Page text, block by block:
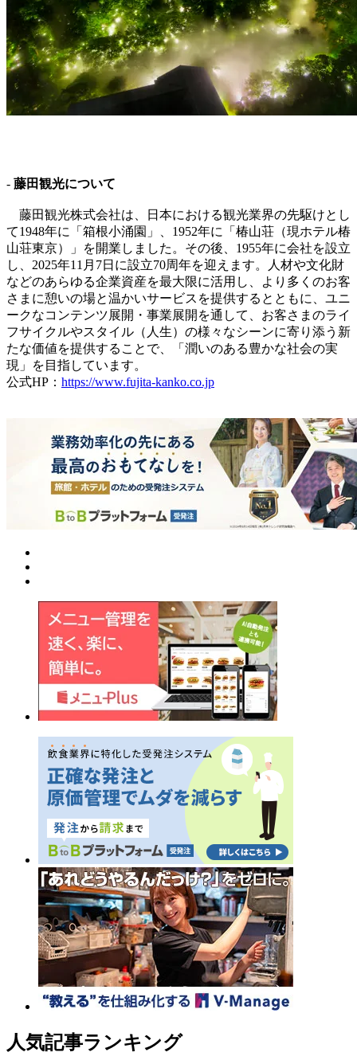
- 藤田観光について
藤田観光株式会社は、日本における観光業界の先駆けとし
て1948年に「箱根小涌園」、1952年に「椿山荘（現ホテル椿
山荘東京）」を開業しました。その後、1955年に会社を設立
し、2025年11月7日に設立70周年を迎えます。人材や文化財
などのあらゆる企業資産を最大限に活用し、より多くのお客
さまに憩いの場と温かいサービスを提供するとともに、ユニ
ークなコンテンツ展開・事業展開を通して、お客さまのライ
フサイクルやスタイル（人生）の様々なシーンに寄り添う新
たな価値を提供することで、「潤いのある豊かな社会の実
現」を目指しています。
公式HP： https://www.fujita-kanko.co.jp
人気記事ランキング